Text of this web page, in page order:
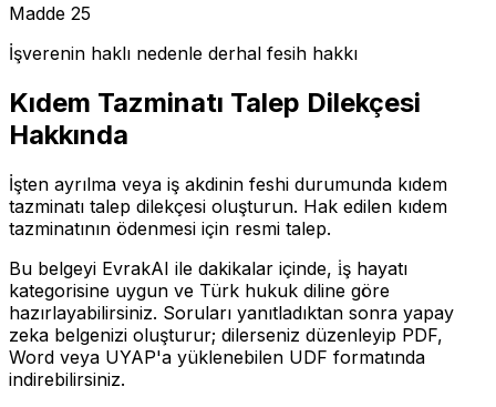
Madde 25
İşverenin haklı nedenle derhal fesih hakkı
Kıdem Tazminatı Talep Dilekçesi
Hakkında
İşten ayrılma veya iş akdinin feshi durumunda kıdem
tazminatı talep dilekçesi oluşturun. Hak edilen kıdem
tazminatının ödenmesi için resmi talep.
Bu belgeyi EvrakAI ile dakikalar içinde, i̇ş hayatı
kategorisine uygun ve Türk hukuk diline göre
hazırlayabilirsiniz. Soruları yanıtladıktan sonra yapay
zeka belgenizi oluşturur; dilerseniz düzenleyip PDF,
Word veya UYAP'a yüklenebilen UDF formatında
indirebilirsiniz.